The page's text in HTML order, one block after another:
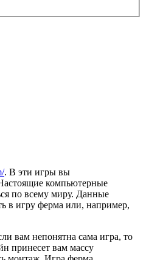
. В эти игры вы
компьютерные
по всему миру. Данные
в игру ферма или, например,
вам непонятна сама игра, то
принесет вам массу